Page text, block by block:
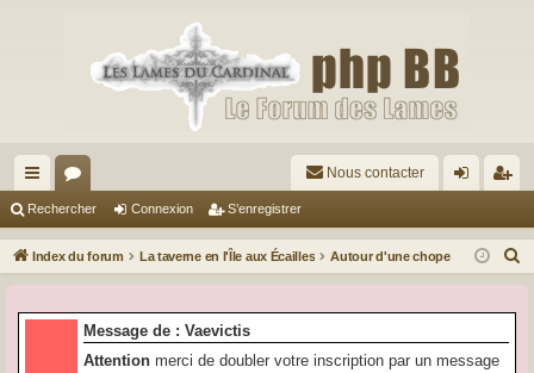
cc
ès
pi
or
u
s
Nous contacter
ne
on
nr
ist
Rechercher Connexion S’enregistrer
Index du forum La taverne en l'Île aux Écailles Autour d'une chope
Message de : Vaevictis
Attention merci de doubler votre inscription par un message